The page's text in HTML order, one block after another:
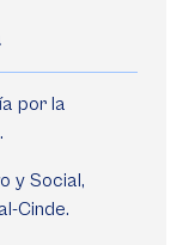
por la
y Social,
Cinde.